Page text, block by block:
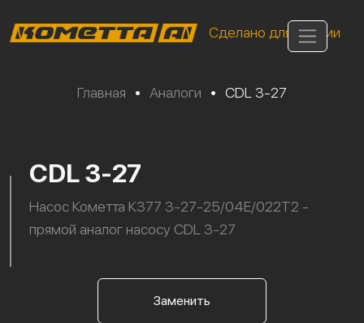
Сделано для России
Главная • Аналоги • CDL 3-27
CDL 3-27
Насос Кометта К377 3-27-25/04Е/022Т2 -
прямой аналог насосу CDL 3-27
Заменить